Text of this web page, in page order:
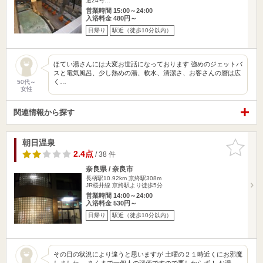
営業時間 15:00～24:00
入浴料金 480円～
日帰り 駅近（徒歩10分以内）
50代～
女性
ほてい湯さんには大変お世話になっております 強めのジェットバ
スと電気風呂、少し熱めの湯、軟水、清潔さ、お客さんの層は広
く…
関連情報から探す
お気に入
りに追加
朝日温泉
2.4点/ 38 件
奈良県 / 奈良市
長柄駅10.92km 京終駅308m
JR桜井線 京終駅より徒歩5分
営業時間 14:00～24:00
入浴料金 530円～
日帰り 駅近（徒歩10分以内）
その日の状況により違うと思いますが 土曜の２１時近くにお邪魔